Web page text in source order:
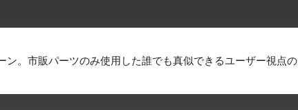
。市販パーツのみ使用した誰でも真似できるユーザー視点